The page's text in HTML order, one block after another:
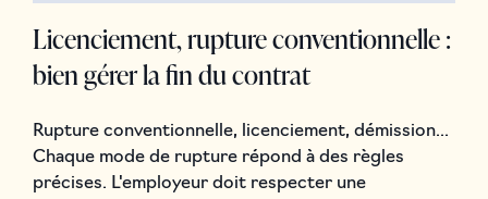
Licenciement, rupture conventionnelle :
bien gérer la fin du contrat
Rupture conventionnelle, licenciement, démission...
Chaque mode de rupture répond à des règles
précises. L'employeur doit respecter une